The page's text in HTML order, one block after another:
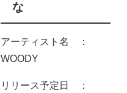
な
アーティスト名 ：
WOODY
リリース予定日 ：